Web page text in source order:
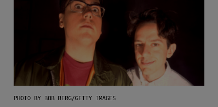
PHOTO BY BOB BERG/GETTY IMAGES